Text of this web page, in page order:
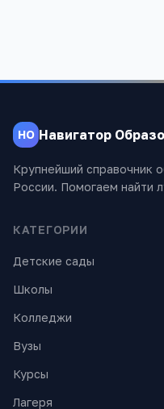
НО Навигатор
Крупнейший справочник
России. Помогаем найти
КАТЕГОРИИ
Детские сады
Школы
Колледжи
Вузы
Курсы
Лагеря